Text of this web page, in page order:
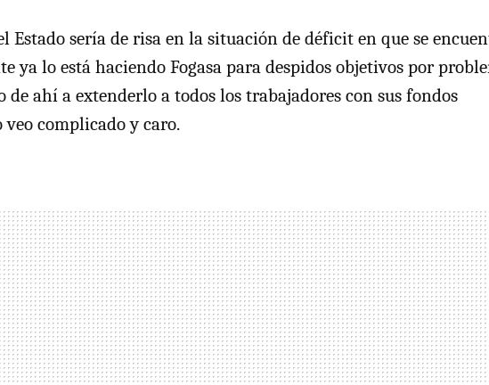
Estado sería de risa en la situación de déficit en que se
ya lo está haciendo Fogasa para despidos objetivos por
de ahí a extenderlo a todos los trabajadores con sus fondos
complicado y caro.